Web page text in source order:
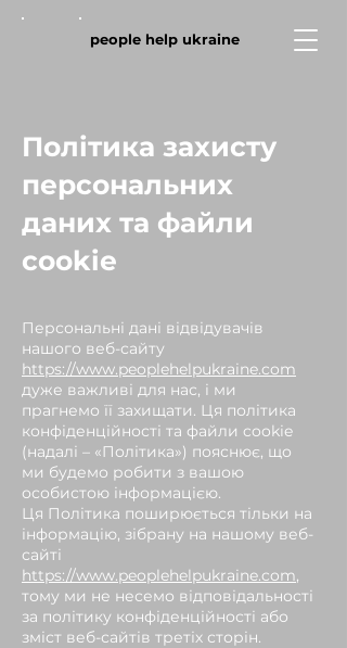
people help ukraine
Політика захисту
персональних
даних та файли
cookie
Персональні дані відвідувачів
нашого веб-сайту
https://www.peoplehelpukraine.com
дуже важливі для нас, і ми
прагнемо її захищати. Ця політика
конфіденційності та файли cookie
(надалі – «Політика») пояснює, що
ми будемо робити з вашою
особистою інформацією.
Ця Політика поширюється тільки на
інформацію, зібрану на нашому веб-
сайті
https://www.peoplehelpukraine.com,
тому ми не несемо відповідальності
за політику конфіденційності або
зміст веб-сайтів третіх сторін.